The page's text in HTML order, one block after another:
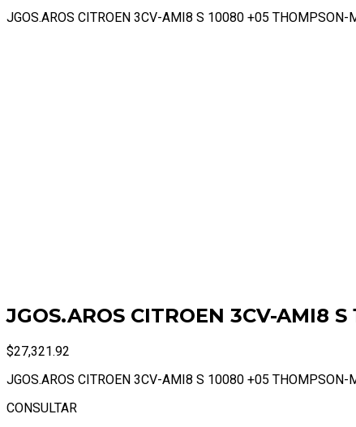
JGOS.AROS CITROEN 3CV-AMI8 S 10080 +05 THOMPSON-
JGOS.AROS CITROEN 3CV-AMI8
$27,321.92
JGOS.AROS CITROEN 3CV-AMI8 S 10080 +05 THOMPSON-
CONSULTAR